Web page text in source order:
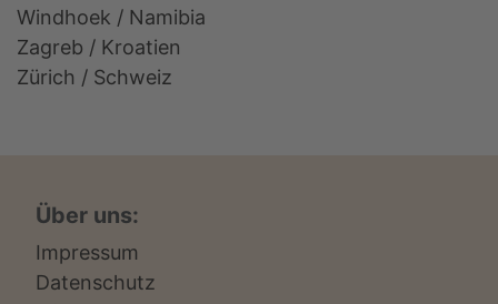
Windhoek / Namibia
Zagreb / Kroatien
Zürich / Schweiz
Über uns:
Impressum
Datenschutz